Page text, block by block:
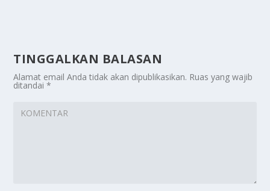
TINGGALKAN BALASAN
Alamat email Anda tidak akan dipublikasikan. Ruas yang wajib
ditandai*